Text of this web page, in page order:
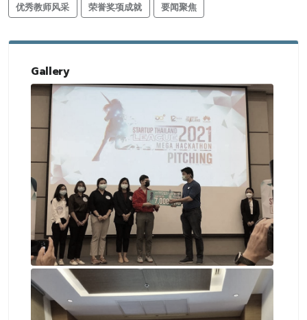
优秀教师风采
荣誉奖项成就 要闻聚焦
Gallery